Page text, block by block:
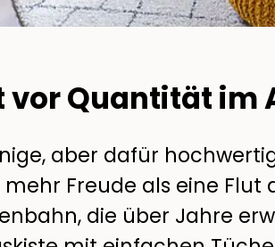
vor Quantität im
aber dafür
Freude als eine Flut
die über Jahre